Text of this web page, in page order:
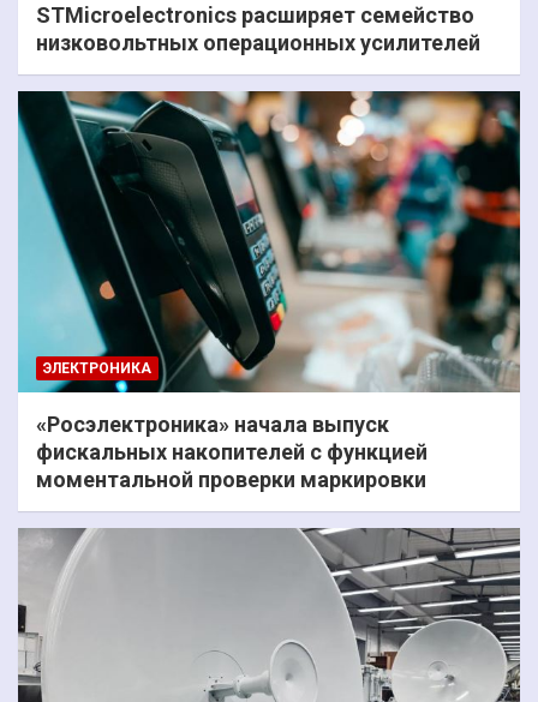
STMicroelectronics расширяет семейство
низковольтных операционных усилителей
ЭЛЕКТРОНИКА
«Росэлектроника» начала выпуск
фискальных накопителей с функцией
моментальной проверки маркировки